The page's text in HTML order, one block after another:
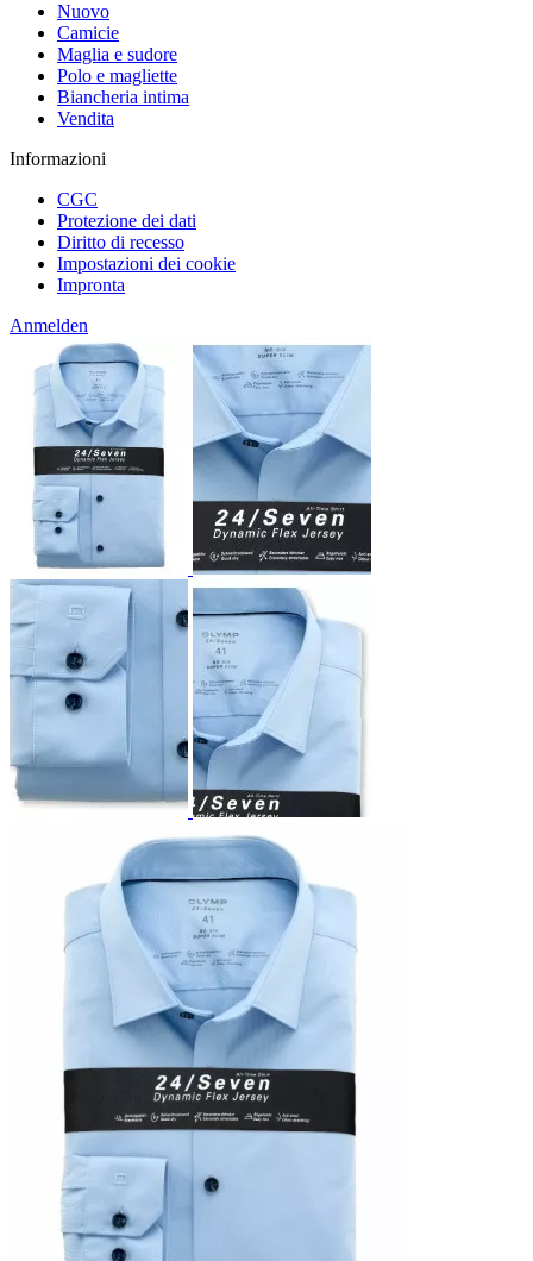
Nuovo
Camicie
Maglia e sudore
Polo e magliette
Biancheria intima
Vendita
Informazioni
CGC
Protezione dei dati
Diritto di recesso
Impostazioni dei cookie
Impronta
Anmelden